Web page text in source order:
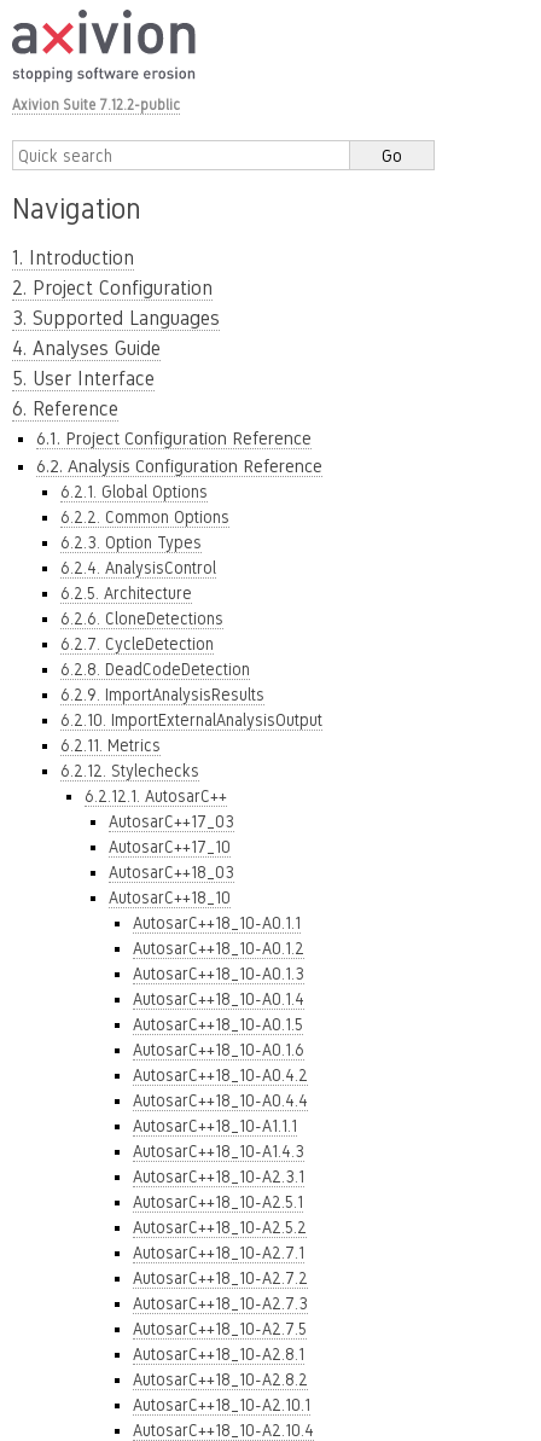
Axivion Suite 7.12.2-public
Navigation
1. Introduction
2. Project Configuration
3. Supported Languages
4. Analyses Guide
5. User Interface
6. Reference
6.1. Project Configuration Reference
6.2. Analysis Configuration Reference
6.2.1. Global Options
6.2.2. Common Options
6.2.3. Option Types
6.2.4. AnalysisControl
6.2.5. Architecture
6.2.6. CloneDetections
6.2.7. CycleDetection
6.2.8. DeadCodeDetection
6.2.9. ImportAnalysisResults
6.2.10. ImportExternalAnalysisOutput
6.2.11. Metrics
6.2.12. Stylechecks
6.2.12.1. AutosarC++
AutosarC++17_03
AutosarC++17_10
AutosarC++18_03
AutosarC++18_10
AutosarC++18_10-A0.1.1
AutosarC++18_10-A0.1.2
AutosarC++18_10-A0.1.3
AutosarC++18_10-A0.1.4
AutosarC++18_10-A0.1.5
AutosarC++18_10-A0.1.6
AutosarC++18_10-A0.4.2
AutosarC++18_10-A0.4.4
AutosarC++18_10-A1.1.1
AutosarC++18_10-A1.4.3
AutosarC++18_10-A2.3.1
AutosarC++18_10-A2.5.1
AutosarC++18_10-A2.5.2
AutosarC++18_10-A2.7.1
AutosarC++18_10-A2.7.2
AutosarC++18_10-A2.7.3
AutosarC++18_10-A2.7.5
AutosarC++18_10-A2.8.1
AutosarC++18_10-A2.8.2
AutosarC++18_10-A2.10.1
AutosarC++18_10-A2.10.4